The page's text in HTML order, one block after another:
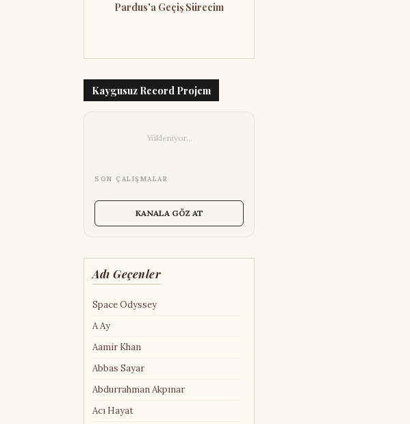
Pardus'a Geçiş Sürecim
Kaygusuz Record Projem
Yükleniyor...
SON ÇALIŞMALAR
KANALA GÖZ AT
Adı Geçenler
Space Odyssey
A Ay
Aamir Khan
Abbas Sayar
Abdurrahman Akpınar
Acı Hayat